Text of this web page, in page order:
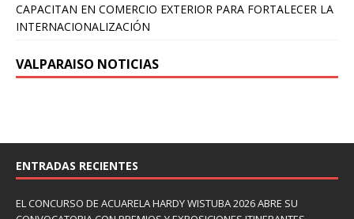
CAPACITAN EN COMERCIO EXTERIOR PARA FORTALECER LA
INTERNACIONALIZACIÓN
VALPARAISO NOTICIAS
ENTRADAS RECIENTES
EL CONCURSO DE ACUARELA HARDY WISTUBA 2026 ABRE SU